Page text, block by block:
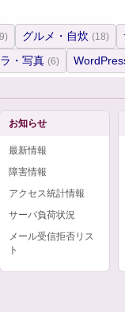
グルメ・自炊 (18)
・写真 (6)
お知らせ
最新情報
障害情報
アクセス統計情報
サーバ負荷状況
メール受信拒否リス
ト